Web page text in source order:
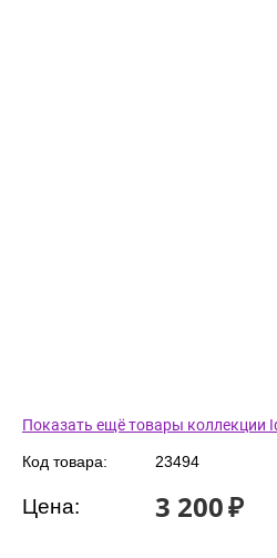
Показать ещё товары коллекции
Код товара: 23494
Цена: 3 200₽